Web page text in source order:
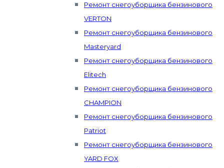
Ремонт снегоуборщика бензинового
VERTON
Ремонт снегоуборщика бензинового
Masteryard
Ремонт снегоуборщика бензинового
Elitech
Ремонт снегоуборщика бензинового
CHAMPION
Ремонт снегоуборщика бензинового
Patriot
Ремонт снегоуборщика бензинового
YARD FOX